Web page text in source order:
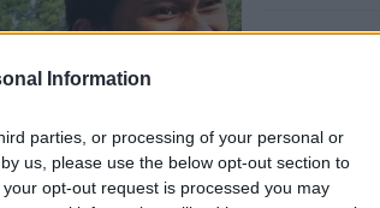
Information
parties, or processing of your personal or
us, please use the below opt-out section to
opt-out request is processed you may